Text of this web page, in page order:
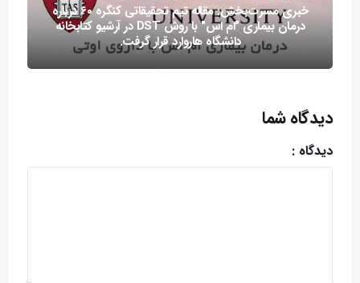
خبری مسرت‌بخش: مقاله تیم تحقیقاتی کنگره ۶۰ درباره
درمان بیماری "ام اس" با روش DST در آرشیو کتابخانه
دانشگاه هاروارد قرار گرفت.
دیدگاه شما
دیدگاه :